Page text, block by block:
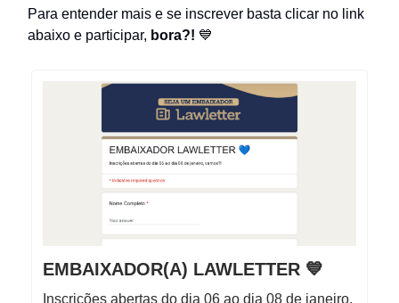
Para entender mais e se inscrever basta clicar no link
abaixo e participar, bora?! 💙
EMBAIXADOR(A) LAWLETTER 💙
Inscrições abertas do dia 06 ao dia 08 de janeiro,